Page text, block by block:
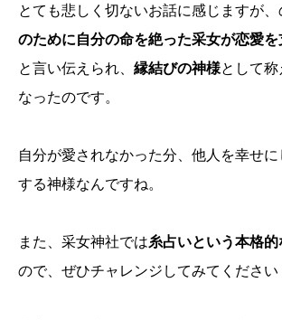
とても悲しく切ないお話に感じますが、
のために自分の命を絶った采女が恋愛
と言い伝えられ、 縁結びの神様として称
なったのです。
自分が愛されなかった分、他人を幸せに
する神様なんですね。
また、采女神社では糸占いという本格的
ので、ぜひチャレンジしてみてください